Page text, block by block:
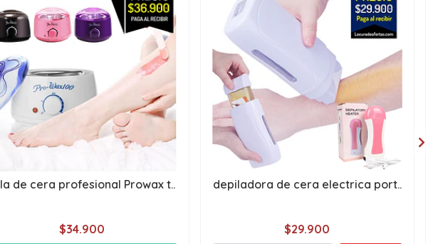
de cera profesional Prowax t..
$34.900
depiladora de cera electrica port..
$29.900